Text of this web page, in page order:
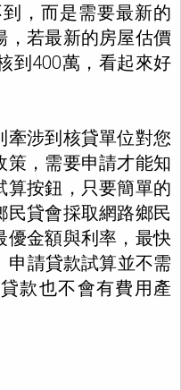
，而是需要最新的
，若最新的房屋估價
到400萬，看起來好
牽涉到核貸單位對您
策，需要申請才能知
算按鈕，只要簡單的
貸會採取網路鄉民
優金額與利率，最快
申請貸款試算並不需
款也不會有費用產